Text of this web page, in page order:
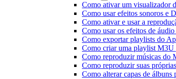
Como ativar um visualizador
Como usar efeitos sonoros e
Como ativar e usar a
Como usar os efeitos de
Como exportar playlists do
Como criar uma playlist
Como reproduzir músicas
Como reproduzir suas
Como alterar capas de